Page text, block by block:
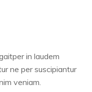
in laudem
ne per suscipiantur
veniam.